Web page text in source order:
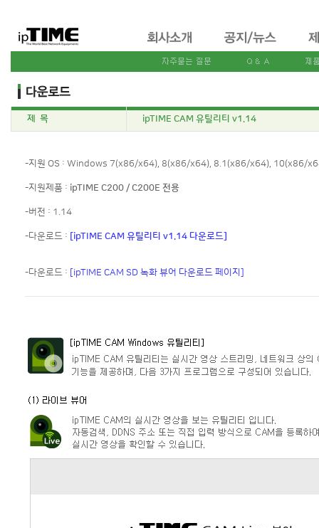
제 목 ipTIME CAM 유틸리티 v1.14
-지원 OS : Windows 7(x86/x64), 8(x86/x64), 8.1(x86/x64), 10(x86/
-지원제품 : ipTIME C200 / C200E 전용
-버전 : 1.14
-다운로드 : [ipTIME CAM 유틸리티 v1.14 다운로드]
-다운로드 : [ipTIME CAM SD 녹화 뷰어 다운로드 페이지]